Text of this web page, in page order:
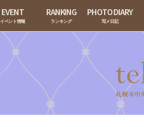
EVENT
イベント情報
RANKING
ランキング
PHOTO DIARY
写メ日記